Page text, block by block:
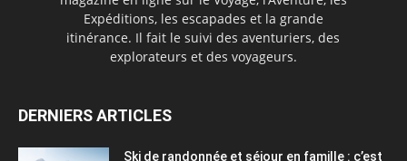
Expéditions, les escapades et la grande
itinérance. Il fait le suivi des aventuriers, des
explorateurs et des voyageurs.
DERNIERS ARTICLES
Ski de randonnée et séjour en famille : c’est